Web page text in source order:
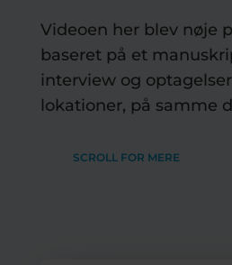
Videoen her blev nøje
baseret på et
interview og
lokationer, på samme
SCROLL FOR MERE